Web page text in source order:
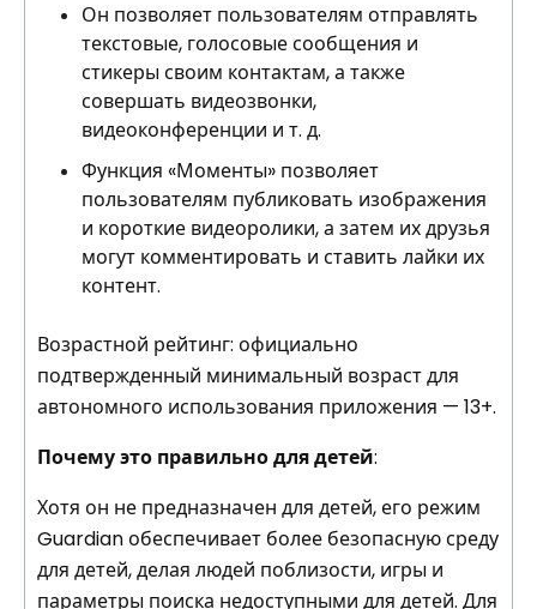
Он позволяет пользователям отправлять
текстовые, голосовые сообщения и
стикеры своим контактам, а также
совершать видеозвонки,
видеоконференции и т. д.
Функция «Моменты» позволяет
пользователям публиковать изображения
и короткие видеоролики, а затем их друзья
могут комментировать и ставить лайки их
контент.
Возрастной рейтинг: официально
подтвержденный минимальный возраст для
автономного использования приложения — 13+.
Почему это правильно для детей:
Хотя он не предназначен для детей, его режим
Guardian обеспечивает более безопасную среду
для детей, делая людей поблизости, игры и
параметры поиска недоступными для детей. Для